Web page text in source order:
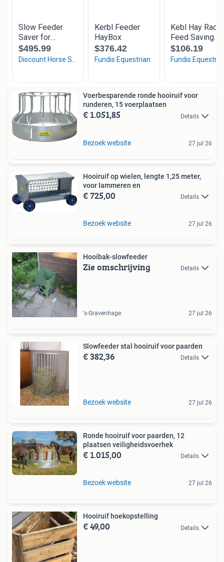
Voerbesparende ronde hooiruif voor
runderen, 15 voerplaatsen
€ 1.051,85 Details
Bezoek website 27 jul 26
Hooiruif op wielen, lengte 1,25 meter,
voor lammeren en
€ 725,00 Details
Bezoek website 27 jul 26
Hooibak-slowfeeder
Zie omschrijving Details
's-Gravenhage 27 jul 26
Slowfeeder stal hooiruif voor paarden
€ 382,36 Details
Bezoek website 27 jul 26
Ronde hooiruif voor paarden, 12
plaatsen veiligheidsvoerhek
€ 1.015,00 Details
Bezoek website 27 jul 26
Hooiruif hoekopstelling
€ 49,00 Details